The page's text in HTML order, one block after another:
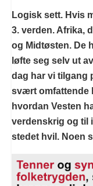
Logisk sett. Hvis
3. verden. Afrika,
og Midtøsten. De
løfte seg selv ut
dag har vi tilgang
svært omfattende
hvordan Vesten
verdenskrig og til
stedet hvil. Noen